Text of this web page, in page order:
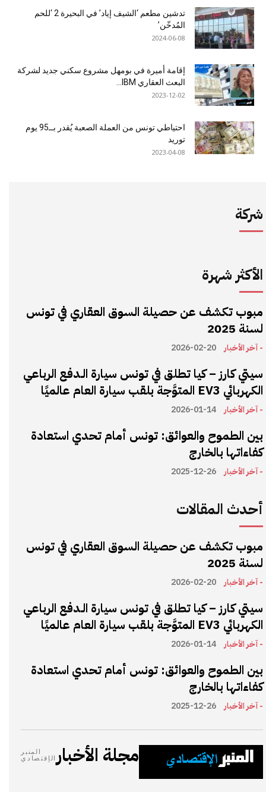
تدشين مطعم ‘الشيف إياد’ في البحيرة 2 ‘للحم
المُدخّن’
2024-06-08
إقامة أميرة في بومهل مشروع سكني جديد لشركة
البعث العقاري IBM...
2023-12-02
احتياطي تونس من العملة الصعبة يُقدر بــ95 يوم
توريد
2023-04-08
شركة
الأكثر شهرة
مبوب تكشف عن حصيلة السوق العقاري في تونس
لسنة 2025
- آخر الأخبار 2026-02-20
سيتي كارز – كيا تطلق في تونس سيارة الـدفع الرباعي
الكهربائي EV3 المتوَّجة بلقب سيارة العام عالميًا
- آخر الأخبار 2026-01-14
بين الطموح والعوائق: تونس أمام تحدي استعادة
كفاءاتها بالخارج
- آخر الأخبار 2025-12-26
أحدث المقالات
مبوب تكشف عن حصيلة السوق العقاري في تونس
لسنة 2025
- آخر الأخبار 2026-02-20
سيتي كارز – كيا تطلق في تونس سيارة الـدفع الرباعي
الكهربائي EV3 المتوَّجة بلقب سيارة العام عالميًا
- آخر الأخبار 2026-01-14
بين الطموح والعوائق: تونس أمام تحدي استعادة
كفاءاتها بالخارج
- آخر الأخبار 2025-12-26
مجلة الأخبار
المنبر
الإقتصادي